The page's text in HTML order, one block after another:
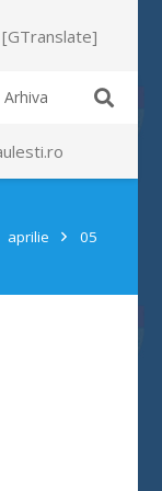
[GTranslate]
Arhiva
aprilie 05